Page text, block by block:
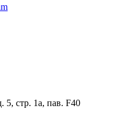
5, стр. 1а, пав. F40